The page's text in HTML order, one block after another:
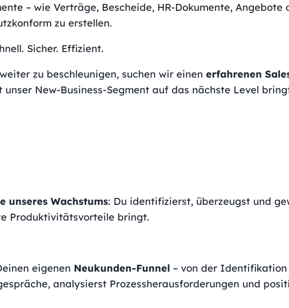
– wie Verträge, Bescheide, HR-Dokumente, Angebote
zu erstellen.
Sicher. Effizient.
zu beschleunigen, suchen wir einen erfahrenen
unser New-Business-Segment auf das nächste Level
unseres Wachstums: Du identifizierst, überzeugst und
Produktivitätsvorteile bringt.
eigenen Neukunden-Funnel – von der Identifikation
analysierst Prozessherausforderungen und